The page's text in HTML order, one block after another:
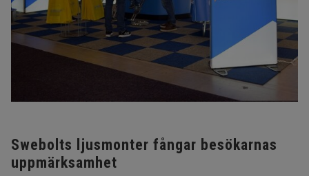
Swebolts ljusmonter fångar besökarnas
uppmärksamhet